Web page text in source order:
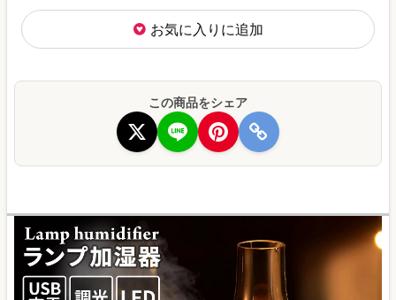
お気に入りに追加
この商品をシェア